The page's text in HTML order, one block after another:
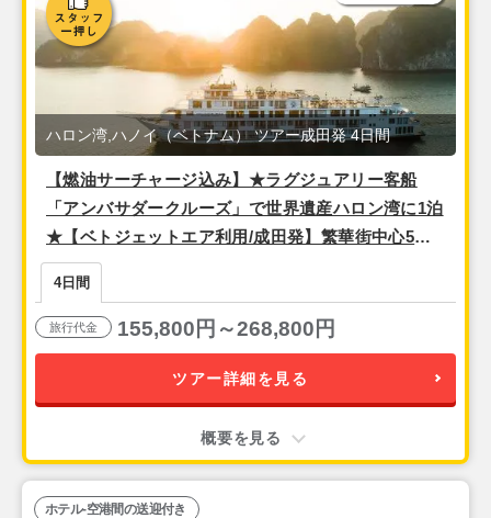
【燃油サーチャージ込み】★ラグジュアリー客船
「アンバサダークルーズ」で世界遺産ハロン湾に1泊
★【ベトジェットエア利用/成田発】繁華街中心5つ
星★ベッド2台の事前確約可能！『メリアハノイ（デ
ラックスツイン）』宿泊ハノイ2泊4日
ハロン湾,ハノイ（ベトナム） ツアー成田発 4日間
4日間
旅行代金 155,800円～268,800円
ツアー詳細を見る
概要を見る
ホテル-空港間の送迎付き